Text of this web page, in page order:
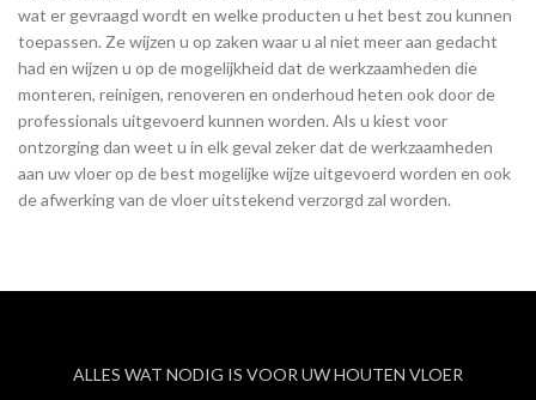
wat er gevraagd wordt en welke producten u het best zou kunnen
toepassen. Ze wijzen u op zaken waar u al niet meer aan gedacht
had en wijzen u op de mogelijkheid dat de werkzaamheden die
monteren, reinigen, renoveren en onderhoud heten ook door de
professionals uitgevoerd kunnen worden. Als u kiest voor
ontzorging dan weet u in elk geval zeker dat de werkzaamheden
aan uw vloer op de best mogelijke wijze uitgevoerd worden en ook
de afwerking van de vloer uitstekend verzorgd zal worden.
ALLES WAT NODIG IS VOOR UW HOUTEN VLOER